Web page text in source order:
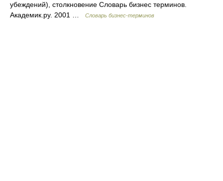
убеждений), столкновение Словарь бизнес терминов.
Академик.ру. 2001 …
Словарь бизнес-терминов